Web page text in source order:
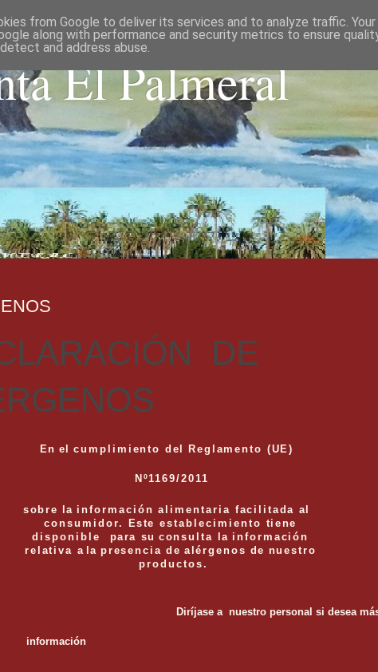
El Palmeral
DE
Enelcumplimientodel Reglamento(UE)
Nº1169/2011
sobre la información alimentaria facilitadaal
consumidor. Este establecimiento tiene
disponible para su consulta la información
relativa a la presenciade alérgenosde nuestro
productos.
Diríjase a nuestro personal si desea
información
from Google to deliver its services and to analyze traffic.
along with performance and security metrics to ensure
and address abuse.